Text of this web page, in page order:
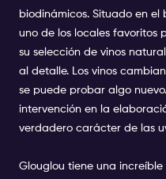
biodinámicos. Situado en el
uno de los locales favoritos
su selección de vinos
al detalle. Los vinos
se puede probar algo
intervención en la
verdadero carácter de las
Glouglou tiene una